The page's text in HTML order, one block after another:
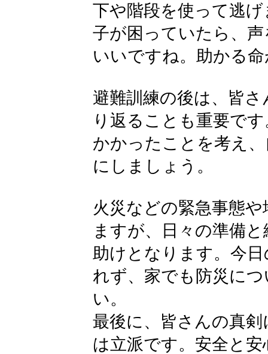
下や階段を使って逃
子が困っていたら、
いいですね。助かる
避難訓練の後は、皆
り返ることも重要で
かかったことを考え
にしましょう。
火災などの緊急事態
ますが、日々の準備
助けとなります。今
れず、家でも防災に
い。
最後に、皆さんの真
は立派です。安全と